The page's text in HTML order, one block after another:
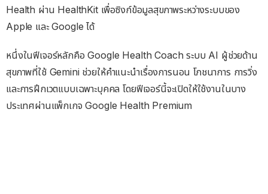
Health ผ่าน HealthKit เพื่อซิงก์ข้อมูลสุขภาพระหว่างระบบของ
Apple และ Google ได้
หนึ่งในฟีเจอร์หลักคือ Google Health Coach ระบบ AI ผู้ช่วยด้าน
สุขภาพที่ใช้ Gemini ช่วยให้คำแนะนำเรื่องการนอน โภชนาการ การวิ่ง
และการฝึกเวตแบบเฉพาะบุคคล โดยฟีเจอร์นี้จะเปิดให้ใช้งานในบาง
ประเทศผ่านแพ็กเกจ Google Health Premium